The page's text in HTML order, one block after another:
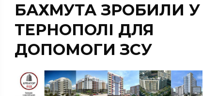
БАХМУТА ЗРОБИЛИ У
ТЕРНОПОЛІ ДЛЯ
ДОПОМОГИ ЗСУ